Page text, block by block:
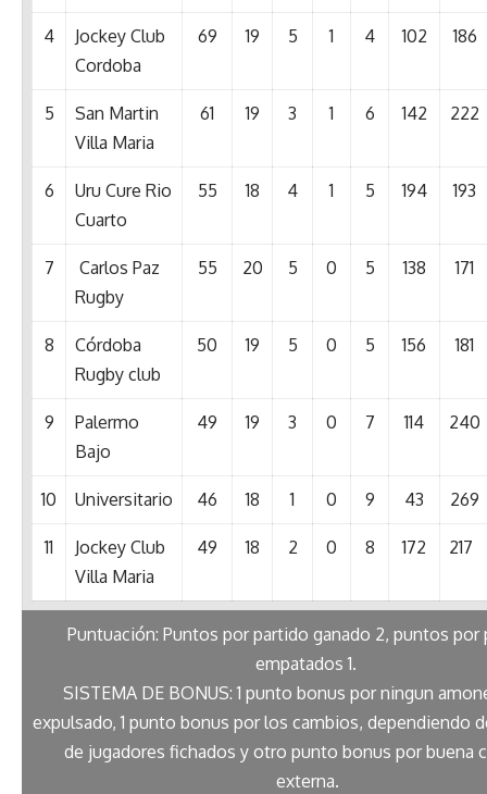
4
Jockey Club
Cordoba
69 19 5 1 4 102 186
5
San Martin
Villa Maria
61 19 3 1 6 142 222
6
Uru Cure Rio
Cuarto
55 18 4 1 5 194 193
7
Carlos Paz
Rugby
55 20 5 0 5 138 171
8
Córdoba
Rugby club
50 19 5 0 5 156 181
9
Palermo
Bajo
49 19 3 0 7 114 240
10 Universitario 46 18 1 0 9 43 269
11
Jockey Club
Villa Maria
49 18 2 0 8 172 217
Puntuación: Puntos por partido ganado 2, puntos por
empatados 1.
SISTEMA DE BONUS: 1 punto bonus por ningun
expulsado, 1 punto bonus por los cambios, dependiendo
de jugadores fichados y otro punto bonus por buena
externa.